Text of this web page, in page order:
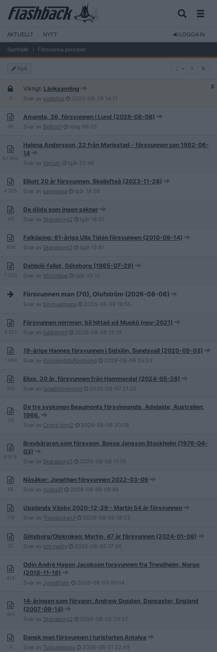
AKTUELLT NYTT LOGGA IN
Samhälle Försvunna personer
Nytt
0
Viktigt: Länksamling
Svar av pudellus 2025-06-29 14:11
40
Amanda, 36, försvunnen i Lund (2026-08-08)
Svar av BeBop1 Idag 06:25
62 605
Helena Andersson, 22 från Mariestad - försvunnen sen 1992-06-
14
Svar av Xeitum Igår 22:46
4 005
Elliott 20 år försvunnen, Skellefteå (2023-11-28)
Svar av kermassa Igår 19:56
69
De döda som ingen saknar
Svar av Skaraborg2 Igår 14:27
608
Falköping: 61-åriga Ulla Tidén försvunnen (2010-09-14)
Svar av Skaraborg2 Igår 12:41
7 629
Dahlsjö-fallet, Göteborg (1965-07-29)
Svar av MollyMae Igår 03:12
Försvunnen man (70), Olofström (2026-08-06)
Svar av blomvattnare 2026-08-08 18:55
6 521
Försvunnen norrman, bil hittad på Muskö (nov-2021)
Svar av rubbergirl 2026-08-08 12:19
1 994
19-årige Hannes försvunnen i Sidsjön, Sundsvall (2020-05-03)
Svar av RostskyddsRaymond 2026-08-08 05:53
359
Elias, 20 år, försvunnen från Hammerdal (2024-05-28)
Svar av israelisinnocent 2026-08-07 21:20
29
De tre syskonen Beaumonts försvinnande, Adelaide, Australien,
1966.
Svar av Crime-boy2 2026-08-06 20:08
9 976
Brevbäraren som försvann, Bosse Jansson Stockholm (1976-04-
03)
Svar av Skaraborg2 2026-08-06 11:35
68
Näsåker: Jonathan försvunnen 2022-03-09
Svar av rockgift 2026-08-06 08:46
118
Upplands Väsby 2020-12-29 - Martin 54 år försvunnen
Svar av Trasdockan.1 2026-08-05 18:23
32
Göteborg/Olskroken: Martin, 47 år försvunnen (2024-01-08)
Svar av not-really 2026-08-05 17:36
414
Odin André Hagen Jacobsen forsvunnen fra Trondheim, Norge
(2018-11-18)
Svar av JymdKjam 2026-08-03 00:14
383
14-åringen som förvann: Andrew Gosden, Doncaster, England
(2007-09-14)
Svar av Skaraborg2 2026-08-02 20:27
3
Dansk man försvunnen i turistorten Antalya
Svar av Turbulentxxx 2026-08-01 22:49